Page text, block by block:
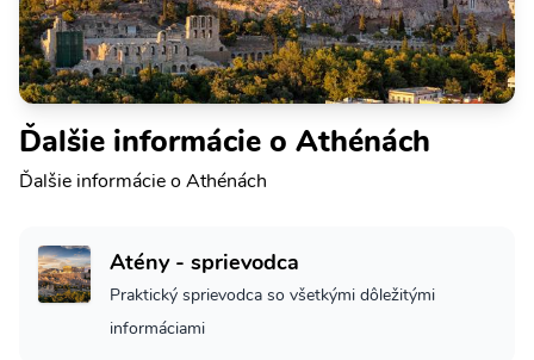
Ďalšie informácie o Athénách
Ďalšie informácie o Athénách
Atény - sprievodca
Praktický sprievodca so všetkými dôležitými
informáciami